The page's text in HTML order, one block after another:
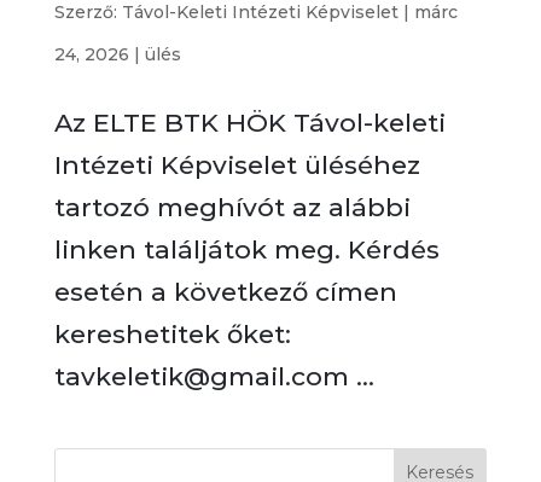
Szerző: Távol-Keleti Intézeti Képviselet| márc
24, 2026
ülés
Az ELTE BTK HÖK Távol-keleti
Intézeti Képviselet üléséhez
tartozó meghívót az alábbi
linken találjátok meg. Kérdés
esetén a következő címen
kereshetitek őket:
tavkeletik@gmail.com ...